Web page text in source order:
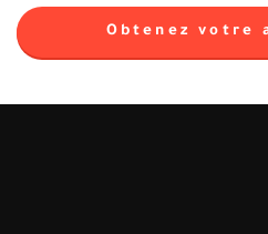
Obtenez votre